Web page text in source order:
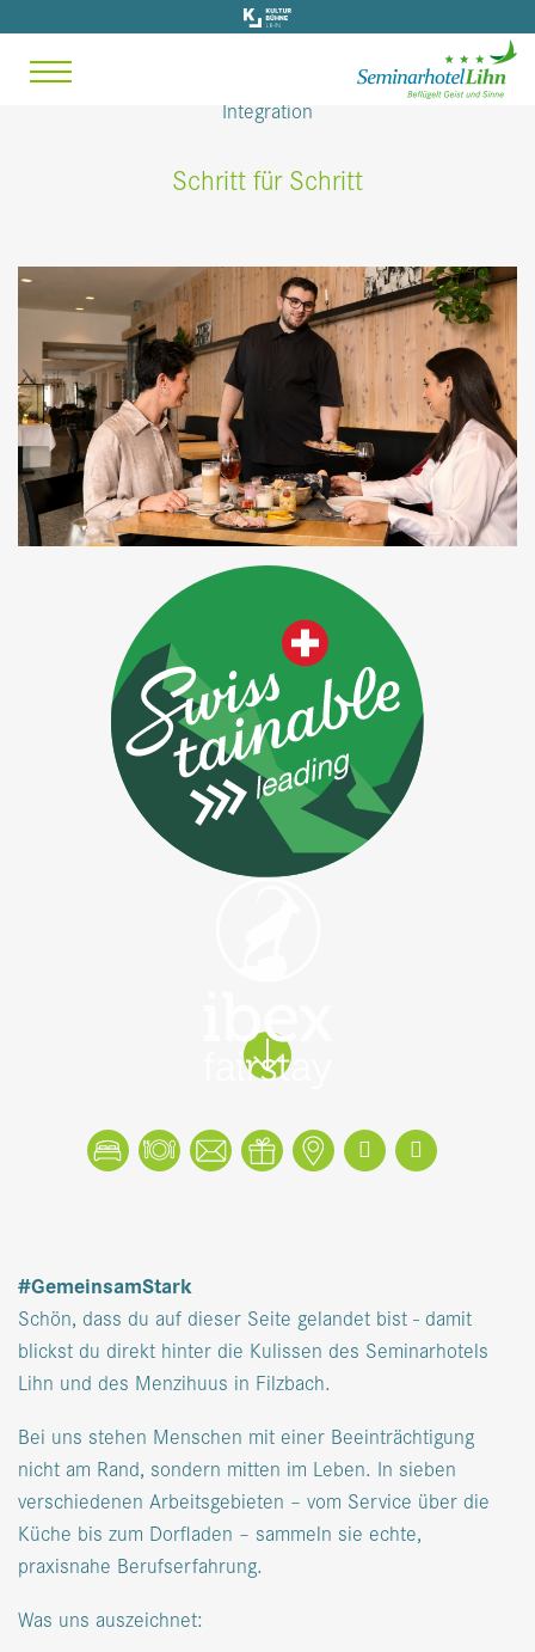
Integration
Schritt für Schritt
#GemeinsamStark
Schön, dass du auf dieser Seite gelandet bist - damit
blickst du direkt hinter die Kulissen des Seminarhotels
Lihn und des Menzihuus in Filzbach.
Bei uns stehen Menschen mit einer Beeinträchtigung
nicht am Rand, sondern mitten im Leben. In sieben
verschiedenen Arbeitsgebieten – vom Service über die
Küche bis zum Dorfladen – sammeln sie echte,
praxisnahe Berufserfahrung.
Was uns auszeichnet: